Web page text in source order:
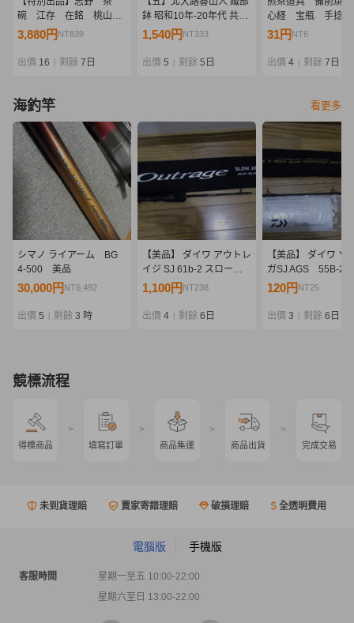
碗 江存 在銘 桃山時
代
3,880円 NT839
出價 16 剩餘 7日
鉢 昭和10年-20年代 共箱
無
1,540円 NT333
出價 5 剩餘 5日
心経 宝瓶 手捻
須 茶器 在銘 手造宝
31円 NT6
出價 4 剩餘 7日
海釣竿 看更多
シマノ ライアーム BG
4-500 美品
30,000円 NT6,492
出價 5 剩餘 3 時
【美品】 ダイワ アウトレ
イジ SJ 61b-2 スロージ
ギング ジギングロッド
1,100円 NT238
出價 4 剩餘 6日
【美品】 ダイワ ソ
ガSJ AGS 55B-2
ジギング ジギング
120円 NT25
出價 3 剩餘 6日
競標流程
得標商品
>
填寫訂單
>
商品集運
>
商品出貨
>
完成交易
未到貨理賠 賣家寄錯理賠 破損理賠 全透明費用
電腦版 手機版
客服時間
星期一至五 10:00-22:00
星期六至日 13:00-22:00